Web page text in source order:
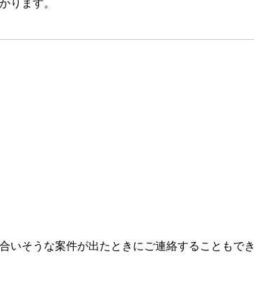
ります。
いそうな案件が出たときにご連絡することもでき